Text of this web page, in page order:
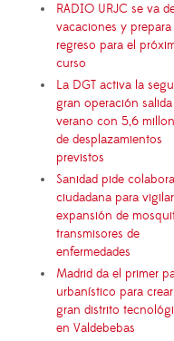
RADIO URJC se va
vacaciones y prepara
regreso para el
curso
La DGT activa la
gran operación salida
verano con 5,6
de desplazamientos
previstos
Sanidad pide
ciudadana para
expansión de
transmisores de
enfermedades
Madrid da el primer
urbanístico para
gran distrito
en Valdebebas